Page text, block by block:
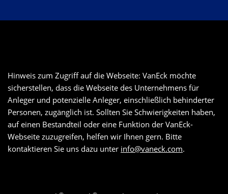
Hinweis zum Zugriff auf die Webseite: VanEck möchte
sicherstellen, dass die Webseite des Unternehmens für
Anleger und potenzielle Anleger, einschließlich behinderter
Personen, zugänglich ist. Sollten Sie Schwierigkeiten haben,
auf einen Bestandteil oder eine Funktion der VanEck-
Webseite zuzugreifen, helfen wir Ihnen gern. Bitte
kontaktieren Sie uns dazu unter info@vaneck.com.